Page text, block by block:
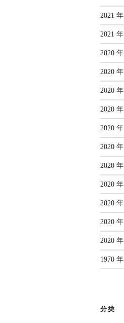
2021
2021
2020
2020
2020
2020
2020
2020
2020
2020
2020
2020
2020
1970
分类